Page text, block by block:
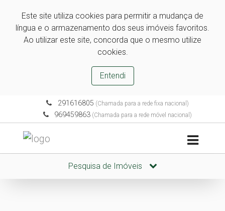
Este site utiliza cookies para permitir a mudança de
língua e o armazenamento dos seus imóveis favoritos.
Ao utilizar este site, concorda que o mesmo utilize
cookies.
Entendi
291616805 (Chamada para a rede fixa nacional)
969459863 (Chamada para a rede móvel nacional)
Pesquisa de Imóveis